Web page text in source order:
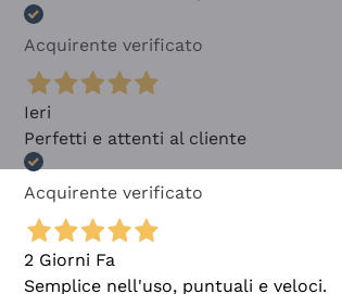
Acquirente verificato
Ieri
Perfetti e attenti al cliente
Acquirente verificato
2 Giorni Fa
Semplice nell'uso, puntuali e veloci.